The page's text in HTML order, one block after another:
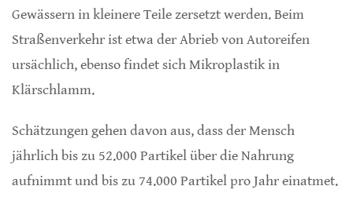
Gewässern in kleinere Teile zersetzt werden. Beim
Straßenverkehr ist etwa der Abrieb von Autoreifen
ursächlich, ebenso findet sich Mikroplastik in
Klärschlamm.
Schätzungen gehen davon aus, dass der Mensch
jährlich bis zu 52.000 Partikel über die Nahrung
aufnimmt und bis zu 74.000 Partikel pro Jahr einatmet.